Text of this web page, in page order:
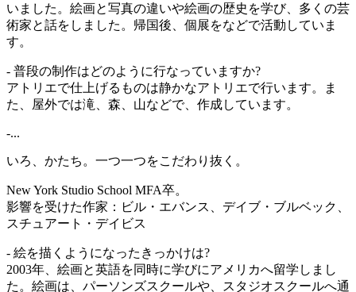
いました。絵画と写真の違いや絵画の歴史を学び、多くの芸
術家と話をしました。帰国後、個展をなどで活動していま
す。
- 普段の制作はどのように行なっていますか?
アトリエで仕上げるものは静かなアトリエで行います。ま
た、屋外では滝、森、山などで、作成しています。
-...
いろ、かたち。一つ一つをこだわり抜く。
New York Studio School MFA卒。
影響を受けた作家：ビル・エバンス、デイブ・ブルベック、
スチュアート・デイビス
- 絵を描くようになったきっかけは?
2003年、絵画と英語を同時に学びにアメリカへ留学しまし
た。絵画は、パーソンズスクールや、スタジオスクールへ通